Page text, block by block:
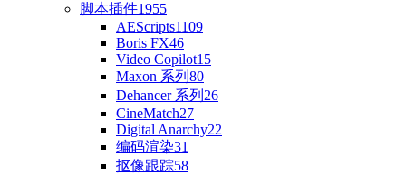
脚本插件1955
AEScripts1109
Boris FX46
Video Copilot15
Maxon 系列 80
Dehancer 系列 26
CineMatch27
Digital Anarchy22
编码渲染31
抠像跟踪58